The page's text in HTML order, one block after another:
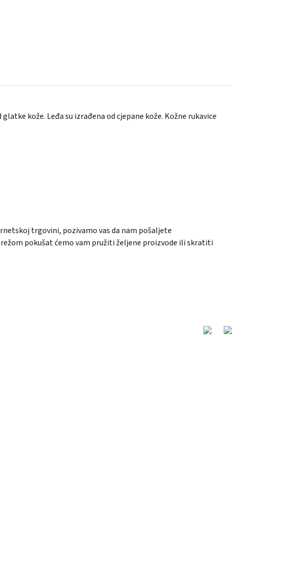
kože. Leđa su izrađena od cjepane kože. Kožne rukavice
trgovini, pozivamo vas da nam pošaljete
pokušat ćemo vam pružiti željene proizvode ili skratiti